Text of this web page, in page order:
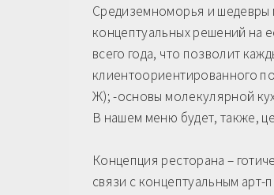
Средиземноморья и шедевры
концептуальных решений на
всего года, что позволит
клиентоориентированного
Ж); -основы молекулярной
В нашем меню будет, также,
Концепция ресторана –
связи с концептуальным арт-